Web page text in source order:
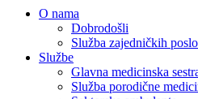
O nama
Dobrodošli
Služba zajedničkih
Službe
Glavna medicinska
Služba porodične